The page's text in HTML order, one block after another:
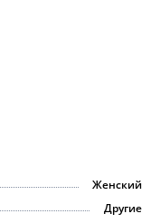
Женский
Другие